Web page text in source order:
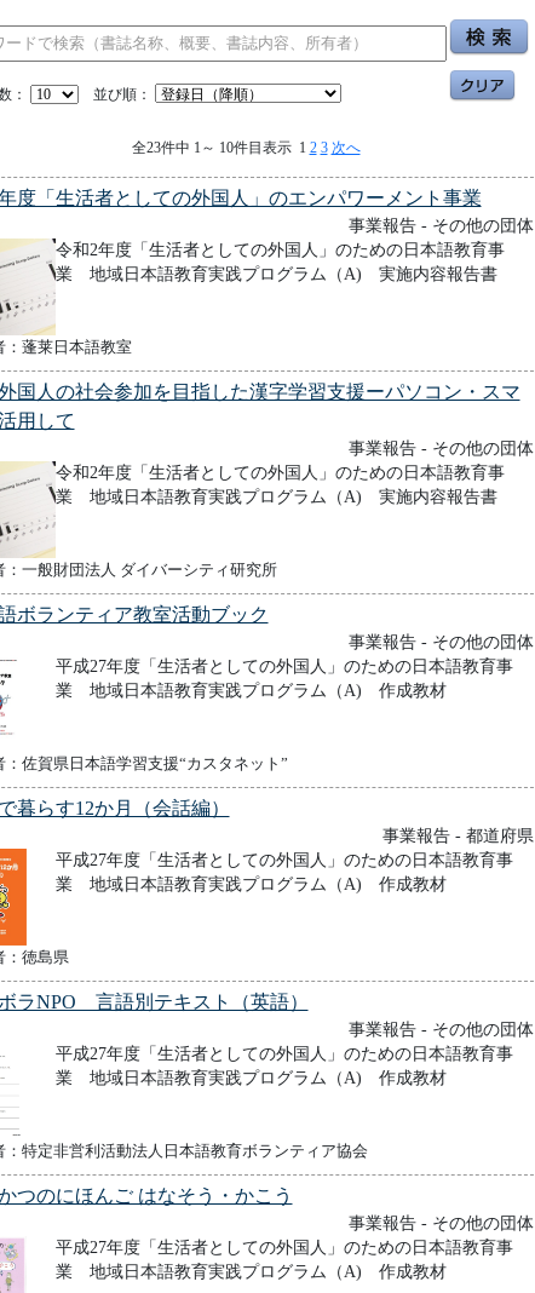
： 並び順：
全23件中 1～ 10件目表示 1 2 3 次へ
度「生活者としての外国人」のエンパワーメント事業
事業報告 - その他の団体
令和2年度「生活者としての外国人」のための日本語教育事
業 地域日本語教育実践プログラム（A) 実施内容報告書
：蓬莱日本語教室
国人の社会参加を目指した漢字学習支援ーパソコン・スマ
用して
事業報告 - その他の団体
令和2年度「生活者としての外国人」のための日本語教育事
業 地域日本語教育実践プログラム（A) 実施内容報告書
：一般財団法人 ダイバーシティ研究所
ボランティア教室活動ブック
事業報告 - その他の団体
平成27年度「生活者としての外国人」のための日本語教育事
業 地域日本語教育実践プログラム（A) 作成教材
：佐賀県日本語学習支援“カスタネット”
暮らす12か月（会話編）
事業報告 - 都道府県
平成27年度「生活者としての外国人」のための日本語教育事
業 地域日本語教育実践プログラム（A) 作成教材
：徳島県
ラNPO 言語別テキスト（英語）
事業報告 - その他の団体
平成27年度「生活者としての外国人」のための日本語教育事
業 地域日本語教育実践プログラム（A) 作成教材
：特定非営利活動法人日本語教育ボランティア協会
つのにほんご はなそう・かこう
事業報告 - その他の団体
平成27年度「生活者としての外国人」のための日本語教育事
業 地域日本語教育実践プログラム（A) 作成教材